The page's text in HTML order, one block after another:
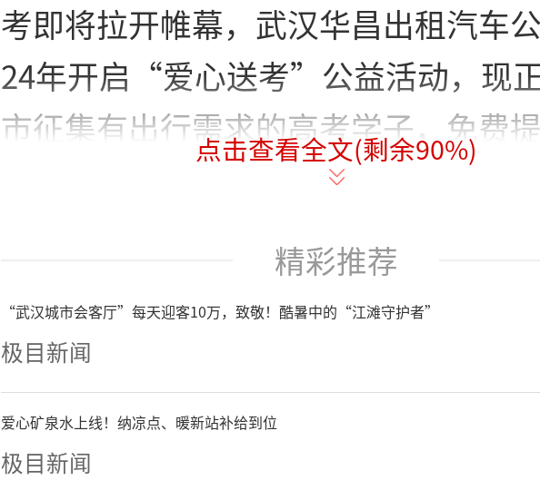
考即将拉开帷幕，武汉华昌出租汽车
24年开启“爱心送考”公益活动，现
市征集有出行需求的高考学子，免费
点”专属送考服务，更精心打造爱心
自2003年首次发起以来，华昌公司“
考”已坚守24载，累计服务超700名
武汉高考季深入人心的文明名片与温
年，华昌公司延续公益初心，集结“
点击查看全文(剩余90%)
精彩推荐
“武汉城市会客厅”每天迎客10万，致敬！酷暑中的“江滩守护者”
极目新闻
爱心矿泉水上线！纳凉点、暖新站补给到位
极目新闻